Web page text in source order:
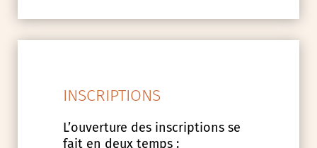
INSCRIPTIONS
L’ouverture des inscriptions se
fait en deux temps :